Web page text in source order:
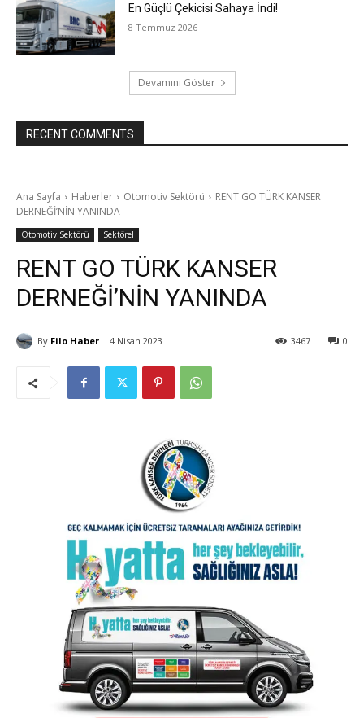
En Güçlü Çekicisi Sahaya İndi!
8 Temmuz 2026
Devamını Göster
RECENT COMMENTS